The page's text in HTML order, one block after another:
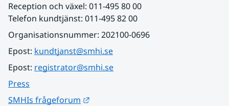
Reception och växel: 011-495 80 00
Telefon kundtjänst: 011-495 82 00
Organisationsnummer: 202100-0696
Epost: kundtjanst@smhi.se
Epost: registrator@smhi.se
Press
SMHIs frågeforum